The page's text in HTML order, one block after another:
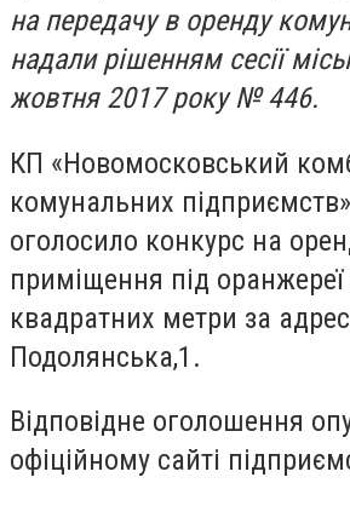
на передачу в оренду
надали рішенням сесії
жовтня 2017 року № 446.
КП «Новомосковський
комунальних
оголосило конкурс на
приміщення під
квадратних метри за
Подолянська,1.
Відповідне оголошення
офіційному сайті